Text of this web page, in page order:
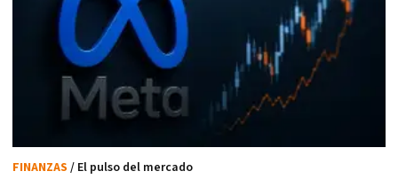
FINANZAS / El pulso del mercado